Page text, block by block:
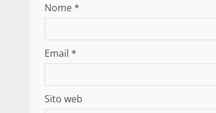
Nome*
Email *
Sito web